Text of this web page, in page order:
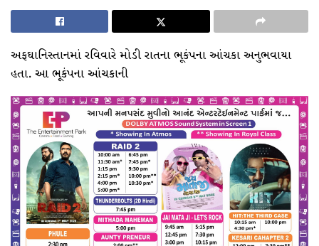
અફઘાનિસ્તાનમાં રવિવારે મોડી રાતના ભૂકંપના આંચકા અનુભવાયા
હતા. આ ભૂકંપના આંચકાની